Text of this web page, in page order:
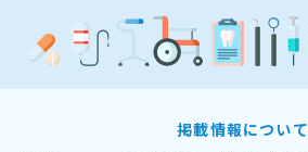
掲載情報について